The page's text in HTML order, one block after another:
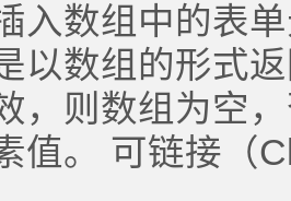
入数组中的表
以数组的形式
，则数组为空
值。 可链接（